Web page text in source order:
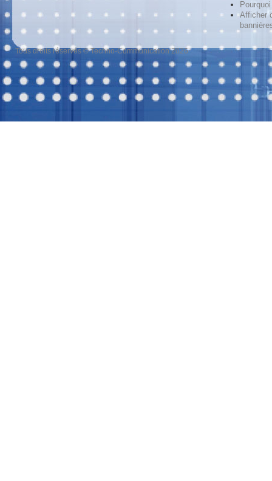
Afficher
Tous droits réservés © Techno-Communication 2026